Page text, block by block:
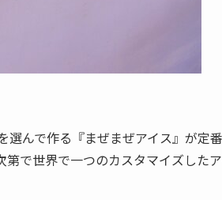
選んで作る『まぜまぜアイス』が定番
第で世界で一つのカスタマイズした